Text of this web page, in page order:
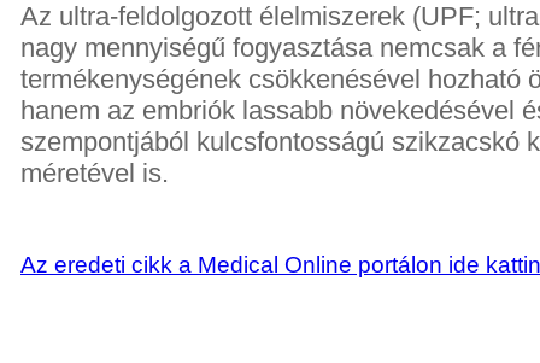
Az ultra-feldolgozott élelmiszerek (UPF;
nagy mennyiségű fogyasztása nemcsak a
termékenységének csökkenésével hozható
hanem az embriók lassabb növekedésével
szempontjából kulcsfontosságú szikzacskó
méretével is.
Az eredeti cikk a Medical Online portálon ide